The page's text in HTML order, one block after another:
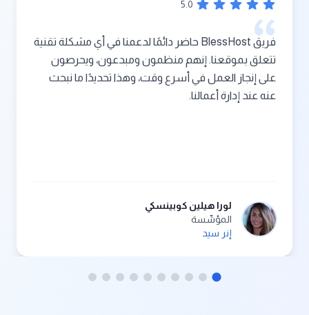
5 .0
فريق BlessHost حاضر دائمًا لدعمنا في أي مشكلة تقنية
تتعلق بموقعنا. إنهم منظمون ومبدعون، ويحرصون
على إنجاز العمل في أسرع وقت، وهذا تحديدًا ما نبحث
عنه عند إدارة أعمالنا.
لورا هيلين كوبينسكي
المؤسِّسة
إنر سيد